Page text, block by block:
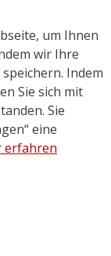
um Ihnen
wir Ihre
Indem
Sie sich mit
Sie
eine
erfahren